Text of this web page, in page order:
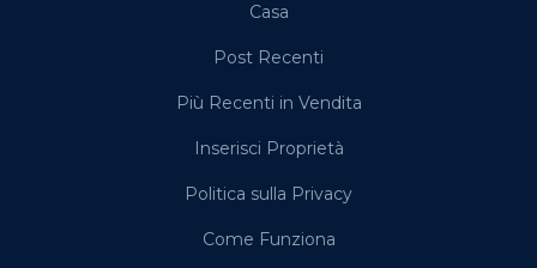
Casa
Post Recenti
Più Recenti in Vendita
Inserisci Proprietà
Politica sulla Privacy
Come Funziona